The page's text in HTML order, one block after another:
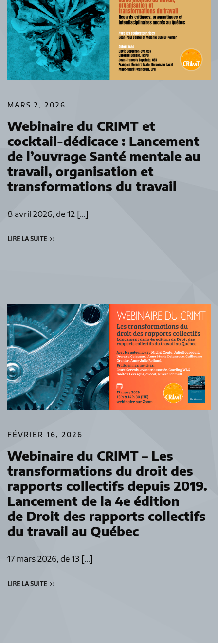
MARS 2, 2026
Webinaire du CRIMT et
cocktail-dédicace : Lancement
de l’ouvrage Santé mentale au
travail, organisation et
transformations du travail
8 avril 2026, de 12 […]
LIRE LA SUITE
FÉVRIER 16, 2026
Webinaire du CRIMT – Les
transformations du droit des
rapports collectifs depuis 2019.
Lancement de la 4e édition
de Droit des rapports collectifs
du travail au Québec
17 mars 2026, de 13 […]
LIRE LA SUITE